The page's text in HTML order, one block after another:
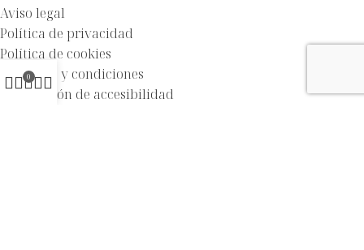
Aviso legal
Política de privacidad
Política de cookies
Términos y condiciones
Declaración de accesibilidad
0